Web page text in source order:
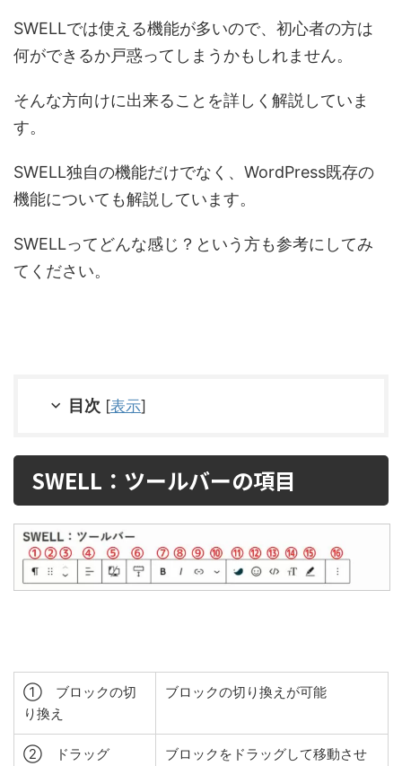
SWELLでは使える機能が多いので、初心者の方は
何ができるか戸惑ってしまうかもしれません。
そんな方向けに出来ることを詳しく解説していま
す。
SWELL独自の機能だけでなく、WordPress既存の
機能についても解説しています。
SWELLってどんな感じ？という方も参考にしてみ
てください。
目次 [表示]
SWELL：ツールバーの項目
① ブロックの切
り換え
ブロックの切り換えが可能
② ドラッグ
ブロックをドラッグして移動させ